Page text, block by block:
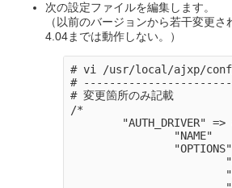
次の設定ファイルを編集します。
（以前のバージョンから若干変更
4.04までは動作しない。）
# vi /usr/local/ajxp/
#
# 変更箇所のみ記載
/*
"AUTH_DRIVER" =>
"NAME"